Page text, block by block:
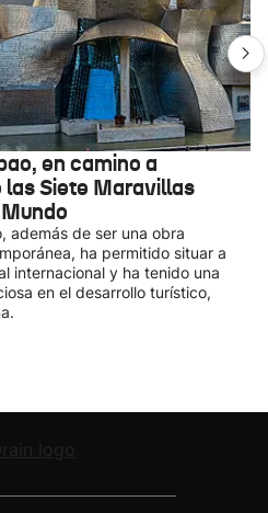
en camino a
Siete Maravillas
además de ser una obra
ha permitido situar a
internacional y ha tenido una
en el desarrollo turístico,